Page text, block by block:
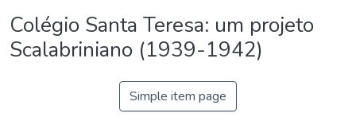
Colégio Santa Teresa: um projeto
Scalabriniano (1939-1942)
Simple item page